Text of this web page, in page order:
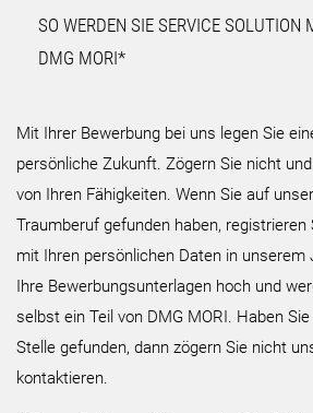
SO WERDEN SIE SERVICE SOLUTION
DMG MORI*
Mit Ihrer Bewerbung bei uns legen Sie
persönliche Zukunft. Zögern Sie nicht
von Ihren Fähigkeiten. Wenn Sie auf
Traumberuf gefunden haben,
mit Ihren persönlichen Daten in unserem
Ihre Bewerbungsunterlagen hoch und
selbst ein Teil von DMG MORI. Haben
Stelle gefunden, dann zögern Sie nicht
kontaktieren.